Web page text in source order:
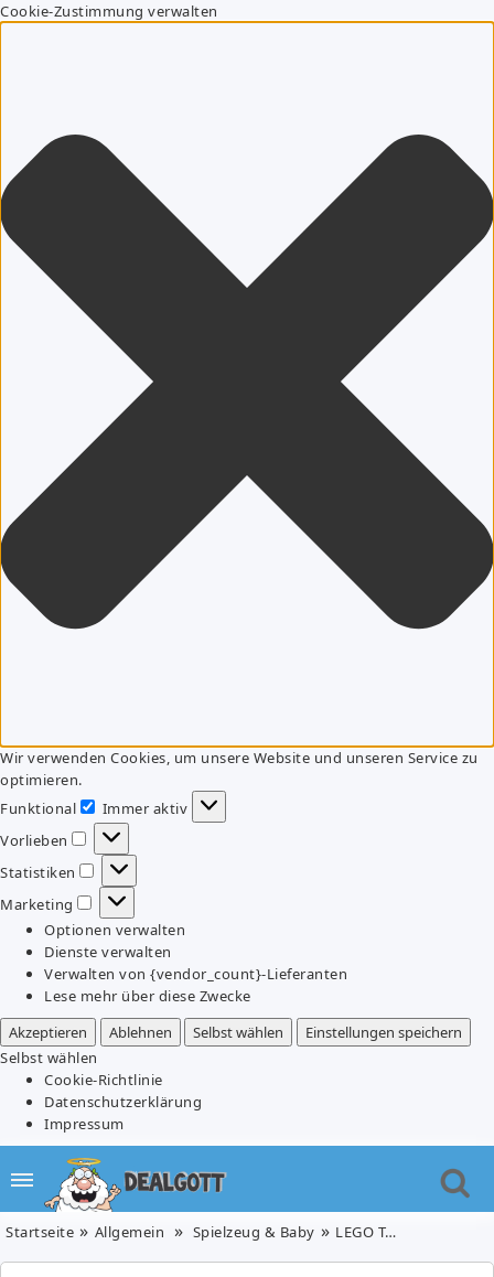
Cookie-Zustimmung verwalten
Wir verwenden Cookies, um unsere Website und unseren Service zu
optimieren.
Funktional
Funktional
Immer aktiv
Vorlieben
Vorlieben
Statistiken
Statistiken
Marketing
Marketing
Optionen verwalten
Dienste verwalten
Verwalten von {vendor_count}-Lieferanten
Lese mehr über diese Zwecke
Akzeptieren
Ablehnen Selbst wählen
Einstellungen speichern
Selbst wählen
Cookie-Richtlinie
Datenschutzerklärung
Impressum
Startseite Allgemein Spielzeug & Baby LEGO Technic Volvo EC500 Hybrid Bagger (42215) für 249,00€ (Vergleich: 285,94€)